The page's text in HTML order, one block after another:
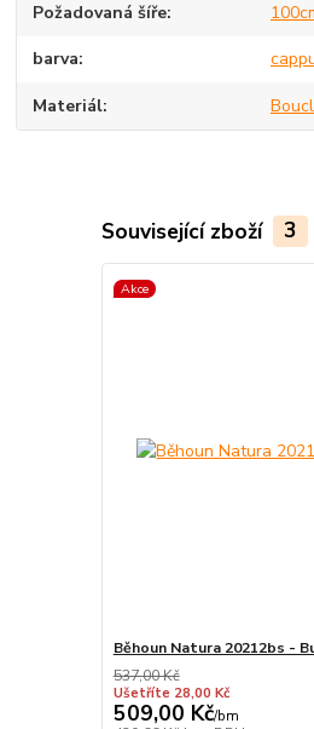
Požadovaná šíře
barva
Materiál
Související zboží 3
Akce
Běhoun Natura 20212bs -
537,00 Kč
Ušetříte 28,00 Kč
509,00 Kč/bm